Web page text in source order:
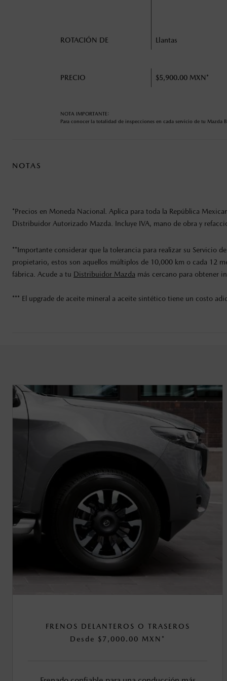
ROTACIÓN DE Llantas
PRECIO $5,900.00 MXN*
NOTA IMPORTANTE:
Para conocer la totalidad de inspecciones en cada servicio de tu
NOTAS
*Precios en Moneda Nacional. Aplica para toda la República
Distribuidor Autorizado Mazda. Incluye IVA, mano de obra y
**Importante considerar que la tolerancia para realizar su Servicio
propietario, estos son aquellos múltiplos de 10,000 km o cada 12
fábrica. Acude a tu Distribuidor Mazda más cercano para obtener
*** El upgrade de aceite mineral a aceite sintético tiene un costo
FRENOS DELANTEROS O TRASEROS
Desde $7,000.00 MXN*